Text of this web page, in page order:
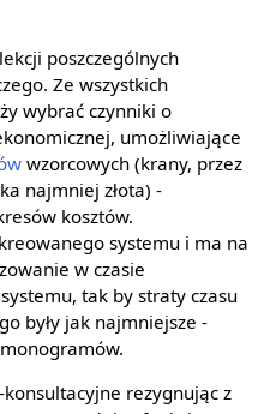
poszczególnych
Ze wszystkich
wybrać czynniki o
umożliwiające
wzorcowych (krany, przez
najmniej złota) -
kosztów.
systemu i ma na
w czasie
tak by straty czasu
były jak najmniejsze -
rezygnując z